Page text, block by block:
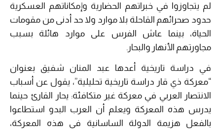
لم يتجاوزوا في خبراتهم الحضارية وإمكاناتهم العسكرية
حدود صحرائهم القاحلة بلا موارد ولا حد أدنى من مقومات
الحياة، بينما عاش الفرس على موارد هائلة بسبب
مجاورتهم الأنهار والبحار.
في دراسة تاريخية أعدها عبد المنان شفيق بعنوان
“معركة ذي قار دراسة تاريخية تحليلية”، يقول عن أسباب
الانتصار العربي في معركة غير متكافئة: يحار القارئ حينما
يدرس هذه المعركة ويعلم أن العرب البدو استطاعوا
بالفعل هزيمة الدولة الساسانية في هذه المعركة،